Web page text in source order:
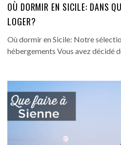
OÙ DORMIR EN SICILE: DANS
LOGER?
Où dormir en Sicile: Notre
hébergements Vous avez décidé